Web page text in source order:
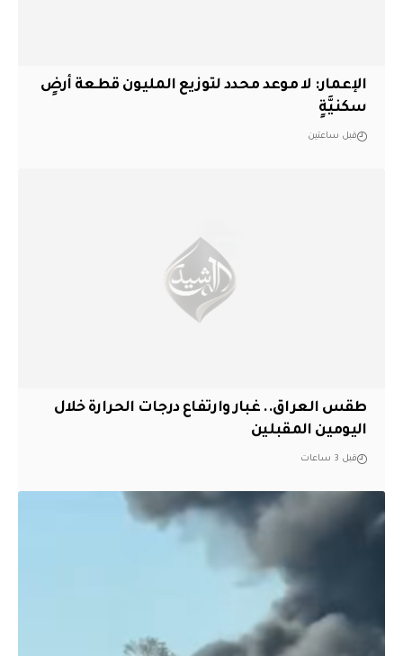
الإعمار: لا موعد محدد لتوزيع المليون قطعة أرضٍ
سكنيَّةٍ
قبل ساعتين
طقس العراق.. غبار وارتفاع درجات الحرارة خلال
اليومين المقبلين
قبل 3 ساعات